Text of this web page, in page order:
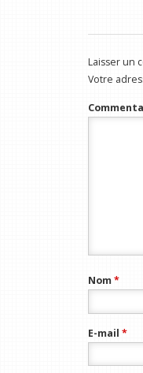
Laisser un
Votre
Nom*
E-mail *